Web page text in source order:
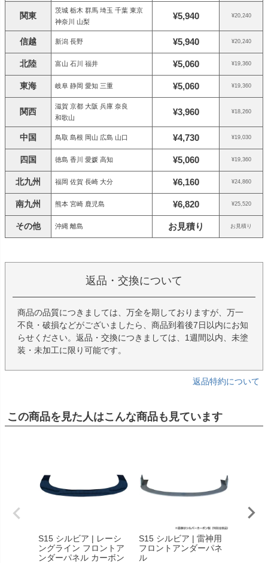
関東
茨城 栃木 群馬 埼玉 千葉 東京
神奈川 山梨
¥5,940 ¥20,240
信越 新潟 長野 ¥5,940 ¥20,240
北陸 富山 石川 福井 ¥5,060 ¥19,360
東海 岐阜 静岡 愛知 三重 ¥5,060 ¥19,360
関西
滋賀 京都 大阪 兵庫 奈良
和歌山
¥3,960 ¥18,260
中国 鳥取 島根 岡山 広島 山口 ¥4,730 ¥19,030
四国 徳島 香川 愛媛 高知 ¥5,060 ¥19,360
北九州 福岡 佐賀 長崎 大分 ¥6,160 ¥24,860
南九州 熊本 宮崎 鹿児島 ¥6,820 ¥25,520
その他 沖縄 離島 お見積り お見積り
返品・交換について
商品の品質につきましては、万全を期しておりますが、万一
不良・破損などがございましたら、商品到着後7日以内にお知
らせください。返品・交換につきましては、1週間以内、未塗
装・未加工に限り可能です。
返品特約について
この商品を見た人はこんな商品も見ています
S15 シルビア | レーシ
ングライン フロントア
ンダーパネル カーボン
S15 シルビア | 雷神用
フロントアンダーパネ
ル